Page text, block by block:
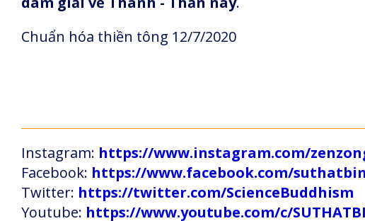
Chuẩn hóa thiền tông 12/7/2020
Instagram: https://www.instagram.com/
Facebook: https://www.facebook.com/
Twitter: https://twitter.com/ScienceBuddhism
Youtube: https://www.youtube.com/c/